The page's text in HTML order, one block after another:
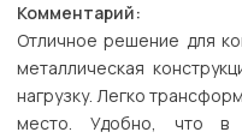
Комментарий:
Отличное решение для
металлическая
нагрузку. Легко
место. Удобно, что в